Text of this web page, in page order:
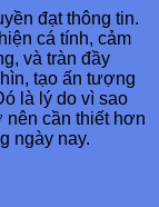
đạt thông tin.
cá tính, cảm
và tràn đầy
tạo ấn tượng
là lý do vì sao
nên cần thiết hơn
ngày nay.